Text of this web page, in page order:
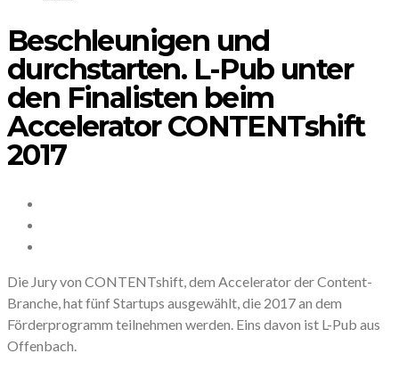
Beschleunigen und
durchstarten. L-Pub unter
den Finalisten beim
Accelerator CONTENTshift
2017
Die Jury von CONTENTshift, dem Accelerator der Content-
Branche, hat fünf Startups ausgewählt, die 2017 an dem
Förderprogramm teilnehmen werden. Eins davon ist L-Pub aus
Offenbach.